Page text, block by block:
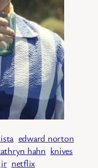
edward norton
hahn knives
netflix